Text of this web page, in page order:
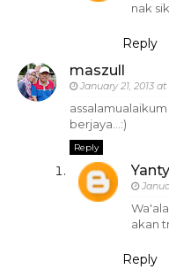
nak
Reply
maszull
January 21, 2013 at
berjaya...:)
Reply
akan
Reply